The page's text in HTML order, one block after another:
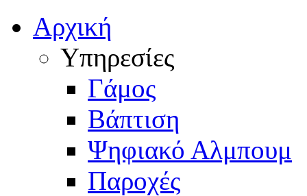
Αρχική
Υπηρεσίες
Γάμος
Βάπτιση
Ψηφιακό Αλμπουμ
Παροχές